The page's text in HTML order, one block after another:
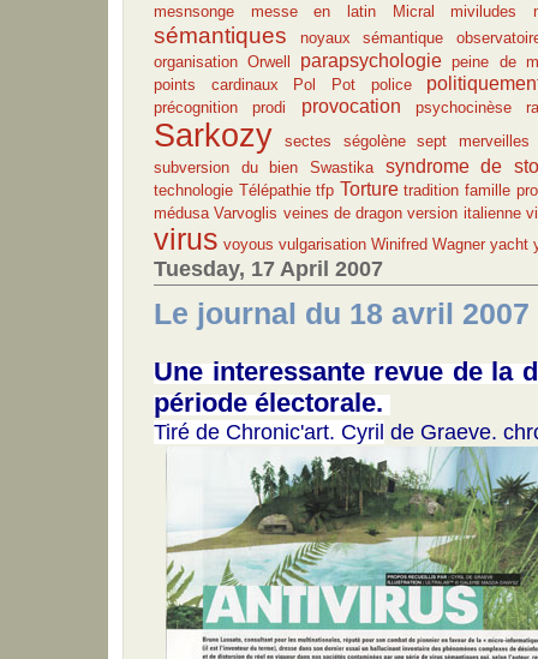
mesnsonge
messe en latin Micral miviludes
sémantiques noyaux sémantique
organisation Orwell parapsychologie peine de
points cardinaux
Pol Pot police
précognition prodi provocation psychocinèse
Sarkozy sectes ségolène
sept
subversion du bien
Swastika syndrome de
technologie Télépathie tfp Torture tradition famille
médusa Varvoglis veines de dragon version italienne
virus voyous vulgarisation Winifred Wagner yacht
Tuesday, 17 April 2007
Le journal du 18 avril 2007
Une interessante revue de la
période électorale.
Tiré de Chronic'art. Cyril de Graeve.